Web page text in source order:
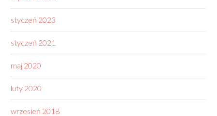
styczeń 2023
styczeń 2021
maj 2020
luty 2020
wrzesień 2018